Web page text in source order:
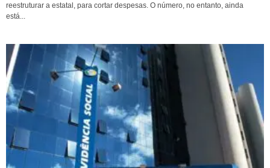
reestruturar a estatal, para cortar despesas. O número, no entanto, ainda
está...